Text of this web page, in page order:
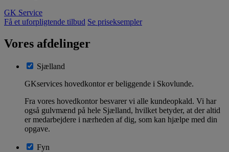
GK Service
Få et uforpligtende tilbud Se priseksempler
Vores afdelinger
Sjælland
GKservices hovedkontor er beliggende i Skovlunde.
Fra vores hovedkontor besvarer vi alle kundeopkald. Vi har
også gulvmænd på hele Sjælland, hvilket betyder, at der altid
er medarbejdere i nærheden af dig, som kan hjælpe med din
opgave.
Fyn